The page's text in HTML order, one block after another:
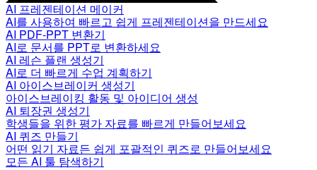
AI 프레젠테이션 메이커
AI를 사용하여 빠르고 쉽게 프레젠테이션을 만드세요
AI PDF-PPT 변환기
AI로 문서를 PPT로 변환하세요
AI 레슨 플랜 생성기
AI로 더 빠르게 수업 계획하기
AI 아이스브레이커 생성기
아이스브레이킹 활동 및 아이디어 생성
AI 퇴장권 생성기
학생들을 위한 평가 자료를 빠르게 만들어보세요
AI 퀴즈 만들기
어떤 읽기 자료든 쉽게 포괄적인 퀴즈로 만들어보세요
모든 AI 툴 탐색하기